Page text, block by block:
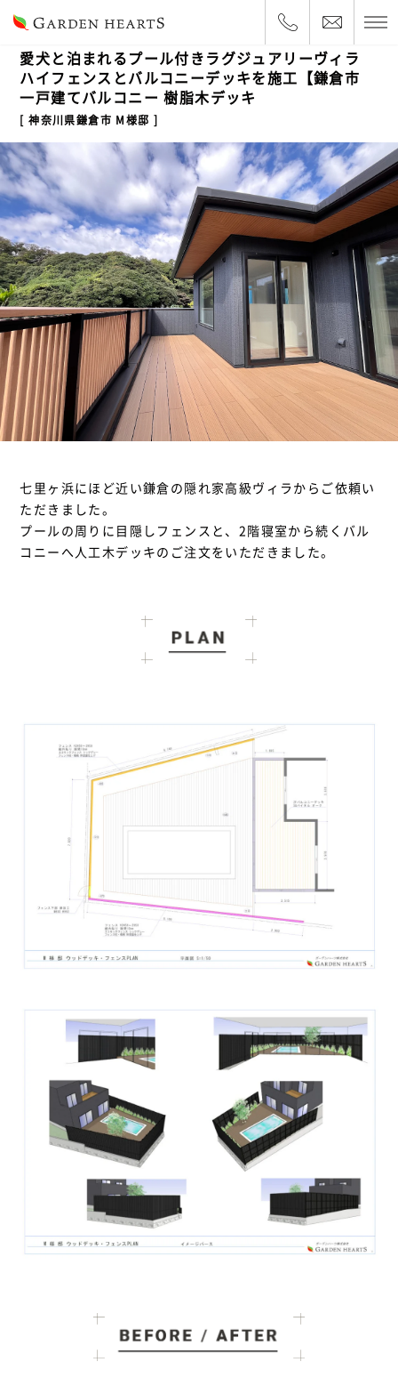
2026.2.3 一戸建てルーフバルコニー
神奈川県鎌倉市 M様邸
愛犬と泊まれるプール付きラグジュアリーヴィラ
ハイフェンスとバルコニーデッキを施工【鎌倉市
一戸建てバルコニー 樹脂木デッキ
七里ヶ浜にほど近い鎌倉の隠れ家高級ヴィラからご依頼い
ただきました。
プールの周りに目隠しフェンスと、2階寝室から続くバル
コニーへ人工木デッキのご注文をいただきました。